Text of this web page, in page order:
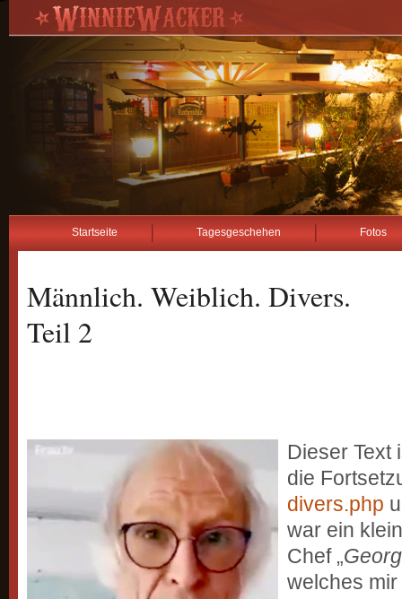
Startseite Tagesgeschehen Fotos
Männlich. Weiblich. Divers.
Teil 2
Dieser Text
die
divers.php
war ein
Chef „
welches